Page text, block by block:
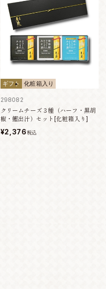
ギフト 化粧箱入り
298082
クリームチーズ３種（ハーフ・黒胡
椒・鰹出汁）セット[化粧箱入り]
¥2,376税込